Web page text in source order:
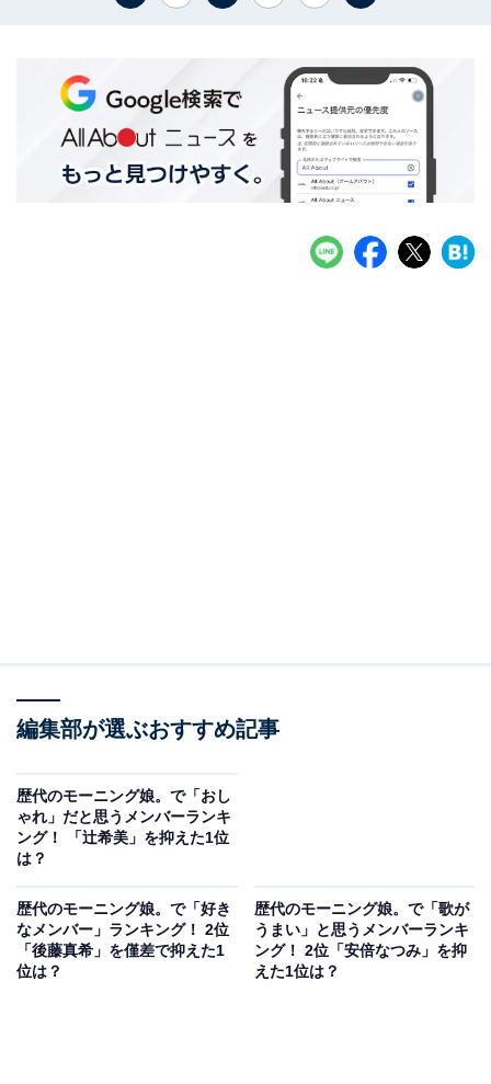
編集部が選ぶおすすめ記事
歴代のモーニング娘。で「おし
ゃれ」だと思うメンバーランキ
ング！ 「辻希美」を抑えた1位
は？
歴代のモーニング娘。で「好き
なメンバー」ランキング！ 2位
「後藤真希」を僅差で抑えた1
位は？
歴代のモーニング娘。で「歌が
うまい」と思うメンバーランキ
ング！ 2位「安倍なつみ」を抑
えた1位は？